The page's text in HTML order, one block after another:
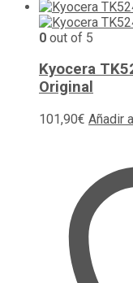
0 out of 5
Kyocera
Original
101,90€ Añadir